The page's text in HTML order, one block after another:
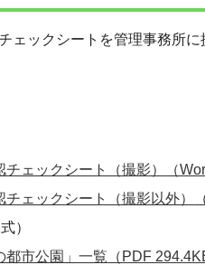
ェックシートを管理事務所に
ェックシート（撮影）
（
ェックシート（撮影以外）
）
都市公園」一覧 （PDF